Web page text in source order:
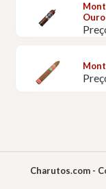
Ouro
Charutos.com -